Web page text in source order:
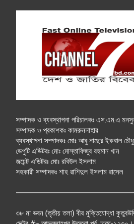
সম্পাদক ও ব্যবস্থাপনা পরিচালকঃ এস.এম.এ
সম্পাদক ও প্রকাশকঃ কামরুননাহার
ব্যবস্থাপনা সম্পাদকঃ মোঃ আবু নাছের ইকবাল
ডেপুটি এডিটরঃ মোঃ মোস্তাফিজুর রহমান খান
জয়েন্ট এডিটরঃ মোঃ রবিউল ইসলাম
সহকারী সম্পাদকঃ শাহ রাশিদুল ইসলাম রাসেল
৩৮ মা ভবন (তৃতীয় তলা) বীর মুক্তিযোদ্ধা